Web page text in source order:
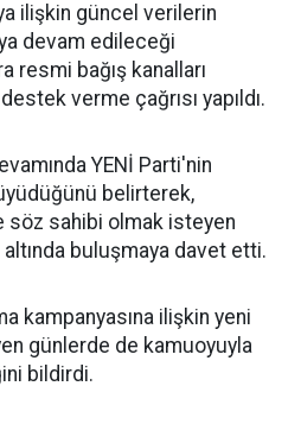
ilişkin güncel verilerin
devam edileceği
resmi bağış kanalları
verme çağrısı yapıldı.
YENİ Parti'nin
belirterek,
söz sahibi olmak isteyen
altında buluşmaya davet etti.
kampanyasına ilişkin yeni
günlerde de kamuoyuyla
bildirdi.